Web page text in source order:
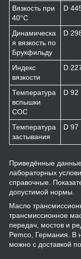
Вязкость при
40°C
D
Динамическа
я вязкость по
Брукфильду
D
Индекс
вязкости
D
Температура
вспышки
COC
D 92
Температура
застывания
D 97
Приведённые
лабораторных
справочные.
допустимой нормы.
Масло
трансмиссионное
передач, мостов и
Pemco, Германия. В
можно с доставкой